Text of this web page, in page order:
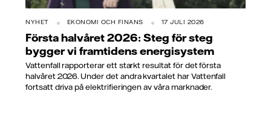
NYHET EKONOMI OCH FINANS 17 JULI 2026
Första halvåret 2026: Steg för steg
bygger vi framtidens energisystem
Vattenfall rapporterar ett starkt resultat för det första
halvåret 2026. Under det andra kvartalet har Vattenfall
fortsatt driva på elektrifieringen av våra marknader.